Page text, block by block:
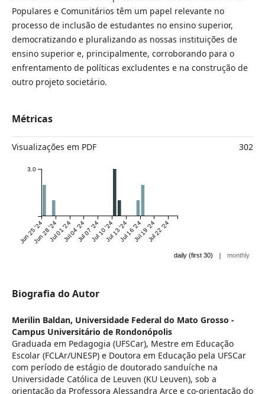
Populares e Comunitários têm um papel relevante no
processo de inclusão de estudantes no ensino superior,
democratizando e pluralizando as nossas instituições de
ensino superior e, principalmente, corroborando para o
enfrentamento de políticas excludentes e na construção de
outro projeto societário.
Métricas
Visualizações em PDF 302
Jun 25 '24Jun 28 '24Jul 01 '24Jul 04 '24Jul 07 '24Jul 10 '24Jul 13 '24Jul 16 '24Jul 19 '24Jul 22 '24
3.0
daily (first 30) | monthly
Biografia do Autor
Merilin Baldan, Universidade Federal do Mato Grosso -
Campus Universitário de Rondonópolis
Graduada em Pedagogia (UFSCar), Mestre em Educação
Escolar (FCLAr/UNESP) e Doutora em Educação pela UFSCar
com período de estágio de doutorado sanduíche na
Universidade Católica de Leuven (KU Leuven), sob a
orientação da Professora Alessandra Arce e co-orientação do